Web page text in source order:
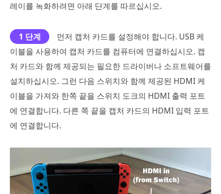
레이를 녹화하려면 아래 단계를 따르십시오.
1 단계
먼저 캡처 카드를 설정해야 합니다. USB 케
이블을 사용하여 캡처 카드를 컴퓨터에 연결하십시오. 캡
처 카드와 함께 제공되는 필요한 드라이버나 소프트웨어를
설치하십시오. 그런 다음 스위치와 함께 제공된 HDMI 케
이블을 가져와 한쪽 끝을 스위치 도크의 HDMI 출력 포트
에 연결합니다. 다른 쪽 끝을 캡처 카드의 HDMI 입력 포트
에 연결합니다.